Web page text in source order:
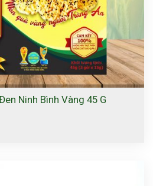
Ninh Bình Vàng 45 G